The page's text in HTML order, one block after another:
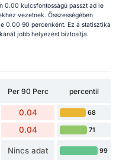
0.00 kulcsfontosságú passzt ad le
vezetnek. Összességében
0.00 90 percenként. Ez a statisztika
jobb helyezést biztosítja.
Per 90 Perc percentil
0.04 68
0.04 71
Nincs adat 99